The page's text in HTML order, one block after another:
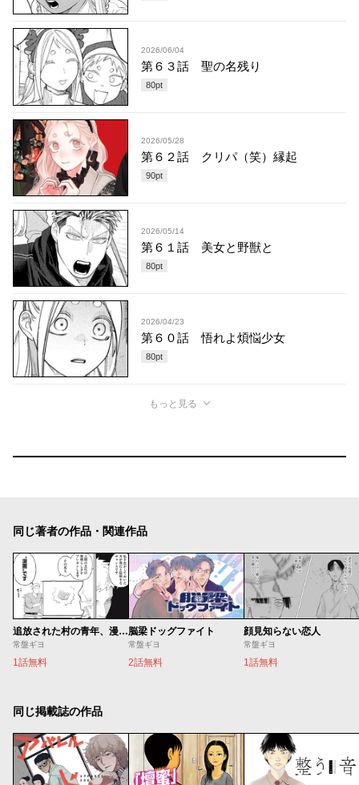
2026/06/04
第６３話 聖の名残り
80pt
2026/05/28
第６２話 クリパ（笑）縁起
90pt
2026/05/14
第６１話 美女と野獣と
80pt
2026/04/23
第６０話 悟れよ煩悩少女
80pt
もっと見る
同じ著者の作品・関連作品
追放された村の青年、漫画の知識で生き残る！～生贄になった時の対処法～
常盤ギヨ
1話無料
脳梁ドッグファイト
常盤ギヨ
2話無料
顔見知らない恋人
常盤ギヨ
1話無料
同じ掲載誌の作品